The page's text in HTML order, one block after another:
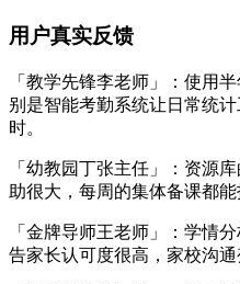
用户真实反馈
「教学先锋李老师」：使用
别是智能考勤系统让日常统
时。
「幼教园丁张主任」：资源
助很大，每周的集体备课都能
「金牌导师王老师」：学情
告家长认可度很高，家校沟通